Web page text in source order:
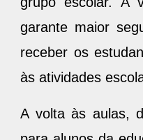
grupo escolar. A
garante maior
receber os
A volta às aulas,